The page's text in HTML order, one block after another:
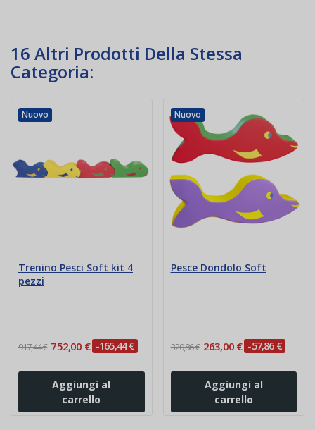
16 Altri Prodotti Della Stessa
Categoria:
Nuovo
Trenino Pesci Soft kit 4
pezzi
917,44 € 752,00 € -165,44 €
Aggiungi al
carrello
Nuovo
Pesce Dondolo Soft
320,86 € 263,00 € -57,86 €
Aggiungi al
carrello